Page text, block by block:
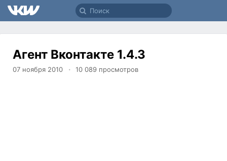
Агент Вконтакте 1.4.3
07 ноября 2010 10 089 просмотров